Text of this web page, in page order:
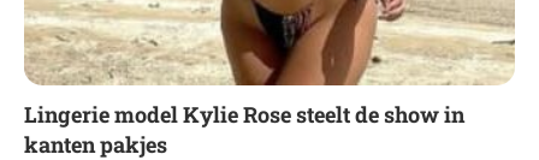
Lingerie model Kylie Rose steelt de show in
kanten pakjes